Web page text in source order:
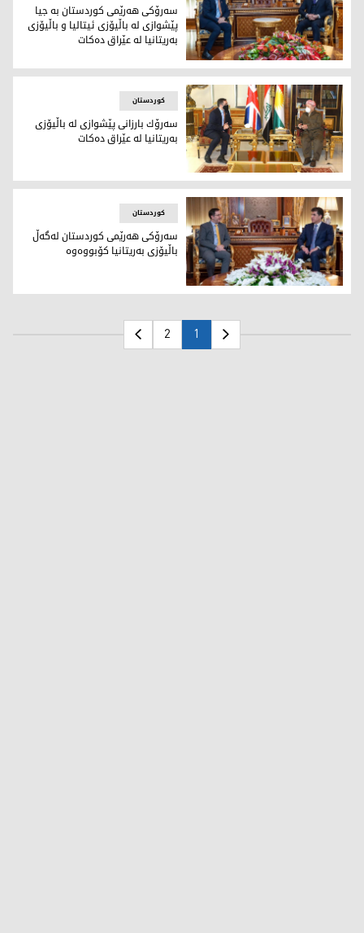
نێچیرڤان بارزانی پێشوازی له‌ باڵیۆزی به‌ریتانیا له‌ عێراق كرد
سه‌رۆكی هه‌رێمی كوردستان به‌ جیا
پێشوازی له‌ باڵيۆزى ئيتاليا و باڵیۆزی
بەریتانیا له‌ عێراق ده‌كات
سه‌رۆك مه‌سعود بارزانی و لە مارک بریسۆن ریچاردسۆن، باڵیۆزی
کوردستان
سەرۆك بارزانی پێشوازی لە باڵیۆزی
به‌ریتانیا لە عێراق دەکات
سه‌رۆكی هه‌رێمی كوردستان پێشوازی له‌ باڵیۆزی به‌ریتانیا له‌
کوردستان
سەرۆکى هەرێمى کوردستان لەگەڵ
باڵیۆزى بەریتانیا کۆبووەوە
1
2